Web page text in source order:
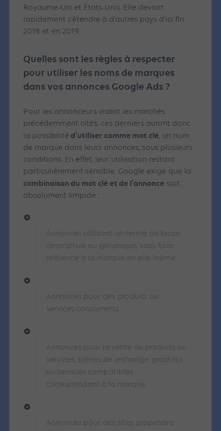
Royaume-Uni et États-Unis. Elle devrait
rapidement s’étendre à d’autres pays d’ici fin
2018 et en 2019.
Quelles sont les règles à respecter
pour utiliser les noms de marques
dans vos annonces Google Ads ?
Pour les annonceurs visant les marchés
précédemment cités, ces derniers auront donc
la possibilité d’utiliser comme mot clé, un nom
de marque dans leurs annonces, sous plusieurs
conditions. En effet, leur utilisation restant
particulièrement sensible, Google exige que la
combinaison du mot clé et de l’annonce soit
absolument limpide :
Annonces utilisant un terme de façon
descriptive ou générique, sans faire
référence à la marque en elle-même
Annonces pour des produits ou
services concurrents
Annonces pour la vente de produits ou
services, pièces de rechange, produits
ou services compatibles
correspondant à la marque
Annonces pour des sites proposant